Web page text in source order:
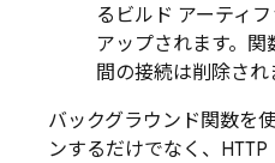
るビルド アーティ
アップされます。
間の接続は削除され
バックグラウンド関数を
ンするだけでなく、